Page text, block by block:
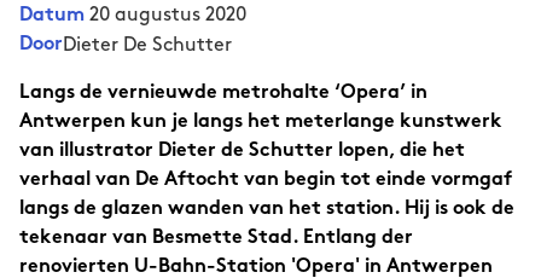
Datum 20 augustus 2020
Door Dieter De Schutter
Langs de vernieuwde metrohalte ‘Opera’ in
Antwerpen kun je langs het meterlange kunstwerk
van illustrator Dieter de Schutter lopen, die het
verhaal van De Aftocht van begin tot einde vormgaf
langs de glazen wanden van het station. Hij is ook de
tekenaar van Besmette Stad. Entlang der
renovierten U-Bahn-Station 'Opera' in Antwerpen